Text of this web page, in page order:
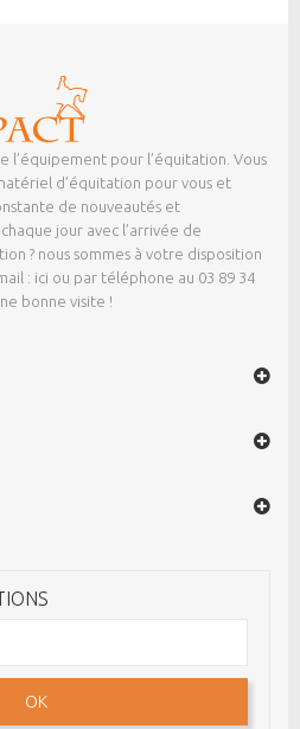
l’équipement pour l’équitation. Vous
d’équitation pour vous et
de nouveautés et
jour avec l’arrivée de
? nous sommes à votre disposition
: ici ou par téléphone au 03 89 34
bonne visite !
OK